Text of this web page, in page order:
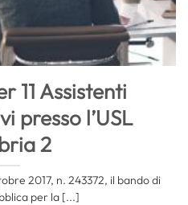
11 Assistenti
presso l’USL
2
2017, n. 243372, il bando di
per la [...]